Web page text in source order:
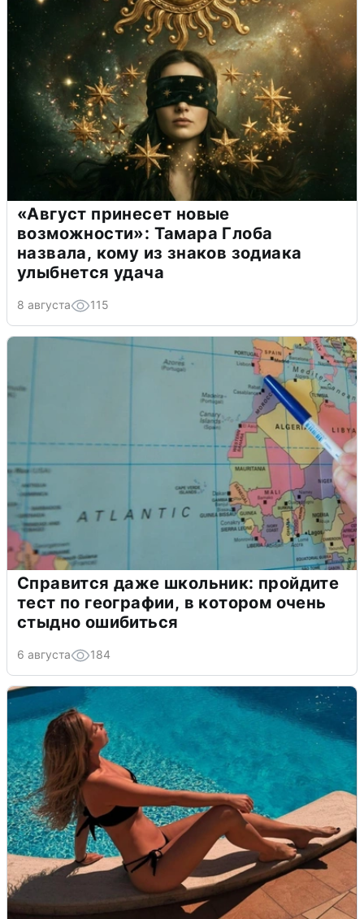
«Август принесет новые
возможности»: Тамара Глоба
назвала, кому из знаков зодиака
улыбнется удача
8 августа 115
Справится даже школьник: пройдите
тест по географии, в котором очень
стыдно ошибиться
6 августа 184